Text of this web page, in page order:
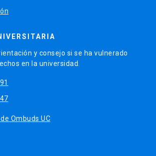
y consejo si se ha vulnerado
en la universidad.
Ombuds UC